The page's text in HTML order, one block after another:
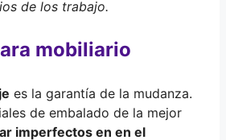
de los trabajo.
mobiliario
es la garantía de la mudanza.
de embalado de la mejor
imperfectos en en el